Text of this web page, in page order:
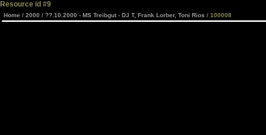
Resource id #9
Home / 2000 / ??.10.2000 - MS Treibgut - DJ T, Frank Lorber, Toni Rios / 100008